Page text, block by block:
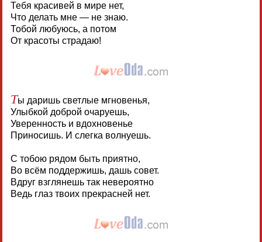
Тебя красивей в мире нет,
Что делать мне — не знаю.
Тобой любуюсь, а потом
От красоты страдаю!
Ты даришь светлые мгновенья,
Улыбкой доброй очаруешь,
Уверенность и вдохновенье
Приносишь. И слегка волнуешь.
С тобою рядом быть приятно,
Во всём поддержишь, дашь совет.
Вдруг взглянешь так невероятно
Ведь глаз твоих прекрасней нет.